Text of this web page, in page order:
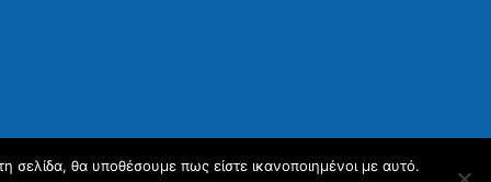
σελίδα, θα υποθέσουμε πως είστε ικανοποιημένοι με αυτό.